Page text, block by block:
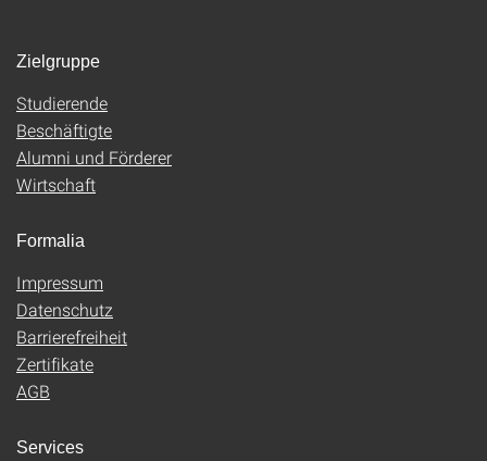
Zielgruppe
Studierende
Beschäftigte
Alumni und Förderer
Wirtschaft
Formalia
Impressum
Datenschutz
Barrierefreiheit
Zertifikate
AGB
Services